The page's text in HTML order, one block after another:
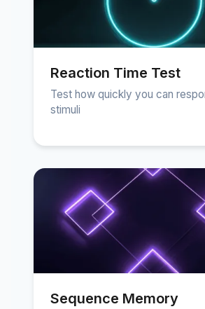
Reaction Time Test
Test how quickly you can
stimuli
Sequence Memory